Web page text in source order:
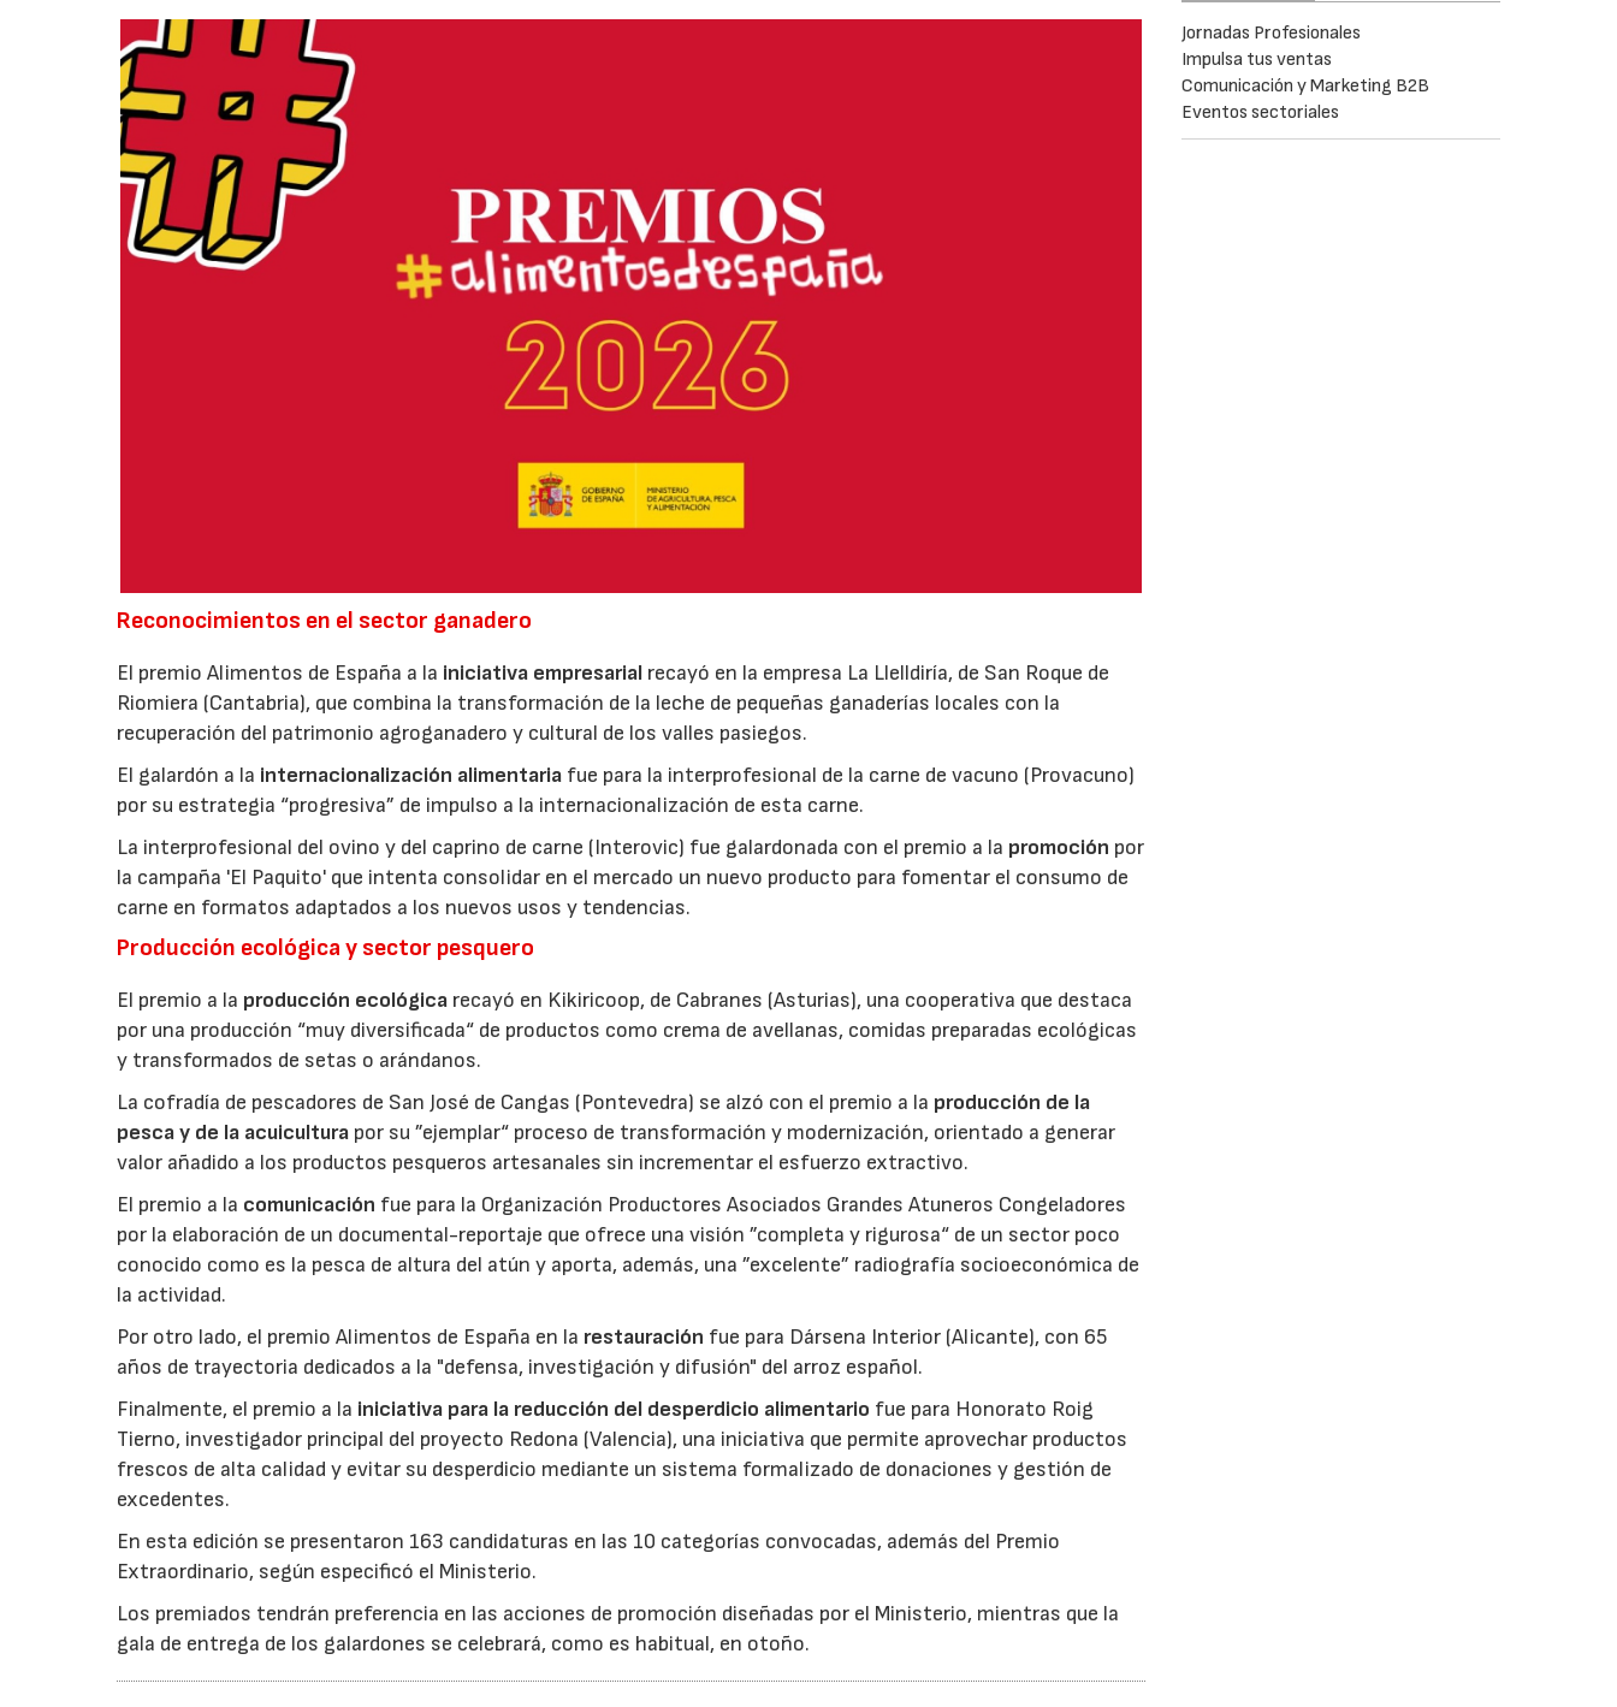
Reconocimientos en el sector ganadero
El premio Alimentos de España a la iniciativa empresarial recayó en la empresa La Llelldiría, de San Roque de
Riomiera (Cantabria), que combina la transformación de la leche de pequeñas ganaderías locales con la
recuperación del patrimonio agroganadero y cultural de los valles pasiegos.
El galardón a la internacionalización alimentaria fue para la interprofesional de la carne de vacuno (Provacuno)
por su estrategia “progresiva” de impulso a la internacionalización de esta carne.
La interprofesional del ovino y del caprino de carne (Interovic) fue galardonada con el premio a la promoción por
la campaña 'El Paquito' que intenta consolidar en el mercado un nuevo producto para fomentar el consumo de
carne en formatos adaptados a los nuevos usos y tendencias.
Producción ecológica y sector pesquero
El premio a la producción ecológica recayó en Kikiricoop, de Cabranes (Asturias), una cooperativa que destaca
por una producción “muy diversificada“ de productos como crema de avellanas, comidas preparadas ecológicas
y transformados de setas o arándanos.
La cofradía de pescadores de San José de Cangas (Pontevedra) se alzó con el premio a la producción de la
pesca y de la acuicultura por su ”ejemplar“ proceso de transformación y modernización, orientado a generar
valor añadido a los productos pesqueros artesanales sin incrementar el esfuerzo extractivo.
El premio a la comunicación fue para la Organización Productores Asociados Grandes Atuneros Congeladores
por la elaboración de un documental-reportaje que ofrece una visión ”completa y rigurosa“ de un sector poco
conocido como es la pesca de altura del atún y aporta, además, una ”excelente” radiografía socioeconómica de
la actividad.
Por otro lado, el premio Alimentos de España en la restauración fue para Dársena Interior (Alicante), con 65
años de trayectoria dedicados a la "defensa, investigación y difusión" del arroz español.
Finalmente, el premio a la iniciativa para la reducción del desperdicio alimentario fue para Honorato Roig
Tierno, investigador principal del proyecto Redona (Valencia), una iniciativa que permite aprovechar productos
frescos de alta calidad y evitar su desperdicio mediante un sistema formalizado de donaciones y gestión de
excedentes.
En esta edición se presentaron 163 candidaturas en las 10 categorías convocadas, además del Premio
Extraordinario, según especificó el Ministerio.
Los premiados tendrán preferencia en las acciones de promoción diseñadas por el Ministerio, mientras que la
gala de entrega de los galardones se celebrará, como es habitual, en otoño.
Jornadas Profesionales
Impulsa tus ventas
Comunicación y Marketing B2B
Eventos sectoriales